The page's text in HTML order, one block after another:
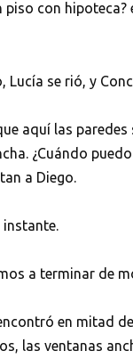
piso con
se rió, y
aquí las
¿Cuándo
a Diego.
instante.
a terminar de
en mitad
las ventanas